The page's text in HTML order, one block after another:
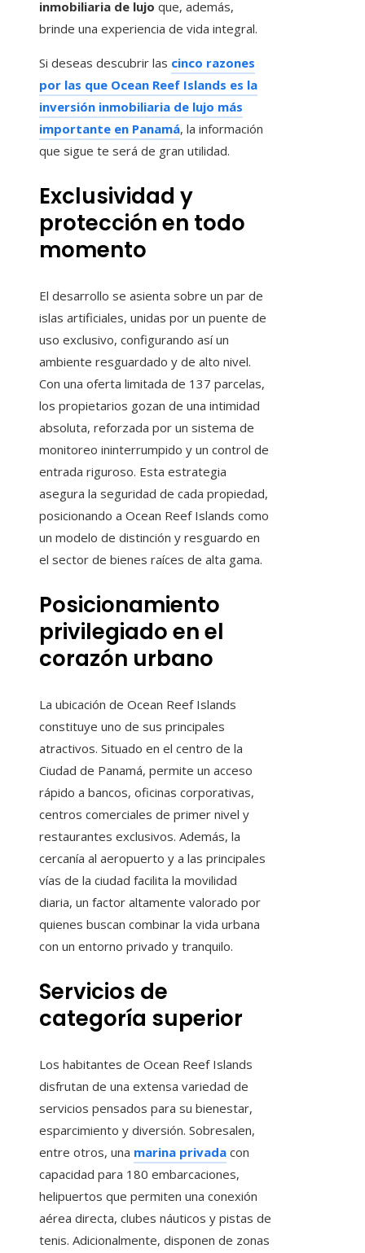
inmobiliaria de lujo que, además,
brinde una experiencia de vida integral.
Si deseas descubrir las cinco razones
por las que Ocean Reef Islands es la
inversión inmobiliaria de lujo más
importante en Panamá, la información
que sigue te será de gran utilidad.
Exclusividad y
protección en todo
momento
El desarrollo se asienta sobre un par de
islas artificiales, unidas por un puente de
uso exclusivo, configurando así un
ambiente resguardado y de alto nivel.
Con una oferta limitada de 137 parcelas,
los propietarios gozan de una intimidad
absoluta, reforzada por un sistema de
monitoreo ininterrumpido y un control de
entrada riguroso. Esta estrategia
asegura la seguridad de cada propiedad,
posicionando a Ocean Reef Islands como
un modelo de distinción y resguardo en
el sector de bienes raíces de alta gama.
Posicionamiento
privilegiado en el
corazón urbano
La ubicación de Ocean Reef Islands
constituye uno de sus principales
atractivos. Situado en el centro de la
Ciudad de Panamá, permite un acceso
rápido a bancos, oficinas corporativas,
centros comerciales de primer nivel y
restaurantes exclusivos. Además, la
cercanía al aeropuerto y a las principales
vías de la ciudad facilita la movilidad
diaria, un factor altamente valorado por
quienes buscan combinar la vida urbana
con un entorno privado y tranquilo.
Servicios de
categoría superior
Los habitantes de Ocean Reef Islands
disfrutan de una extensa variedad de
servicios pensados para su bienestar,
esparcimiento y diversión. Sobresalen,
entre otros, una marina privada con
capacidad para 180 embarcaciones,
helipuertos que permiten una conexión
aérea directa, clubes náuticos y pistas de
tenis. Adicionalmente, disponen de zonas